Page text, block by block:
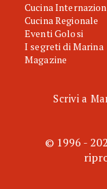
Cucina
Cucina Regionale
Eventi Golosi
I segreti di Marina
Magazine
Scrivi a
© 1996 -